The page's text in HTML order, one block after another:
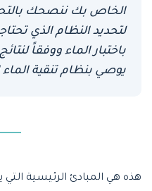
الخاص بك ننصحك
لتحديد النظام الذي
باختبار الماء ووفقاً
يوصي بنظام تنقية الماء
هذه هي المبادئ الرئيسية